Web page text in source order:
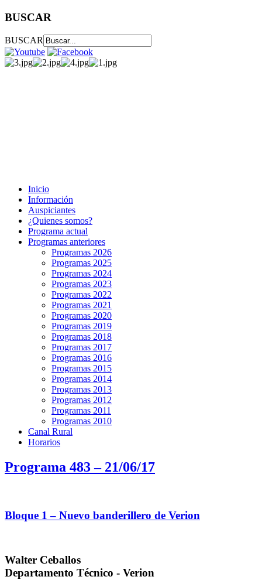
BUSCAR
BUSCAR
Inicio
Información
Auspiciantes
¿Quienes somos?
Programa actual
Programas anteriores
Programas 2026
Programas 2025
Programas 2024
Programas 2023
Programas 2022
Programas 2021
Programas 2020
Programas 2019
Programas 2018
Programas 2017
Programas 2016
Programas 2015
Programas 2014
Programas 2013
Programas 2012
Programas 2011
Programas 2010
Canal Rural
Horarios
Programa 483 – 21/06/17
Bloque 1 – Nuevo banderillero de Verion
Walter Ceballos
Departamento Técnico - Verion